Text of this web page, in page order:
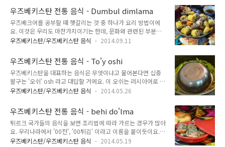
가 익으면 그 위에 양파를 넣고 계속 볶습니다. 4. 양파가 노랗
게..
하지만, 이 요리는 왠지 만만해보이기도 해요. 물론 어떤 음식이
든 간에 저처럼 요리를 거의 하지도 않고 요리하는 것도 썩 좋아
하지 않는다면 제대로 맛을 내기는 기적에 가까운 일이라는 것은
알지만요. 재료 피망 3개 감자 3개 당근 3개 가지 3개 토마토 3
개 고기 200g 양파 2개 쌀 150g 파 2개 취향에 따라서 소금, 향
우즈베크어에서는 '키마' qiyma 라고 불러요. 우리..
우즈베키스탄 전통 음식 - Dumbul dimlama
우즈베크어를 공부할 때 햇갈리는 것 중 하나가 요리 방법이에
요. 이것은 우리도 마찬가지이기는 한데, 문화와 관련된 부분이
라 처음 겪는 사람들은 일단 '요리하다' 하나만 일관되게 밀기 마
지, 밥을 요리하고 차를 요리했다고 하지는 않아요. 심지어는 볶
음밥은 만들었다고 해도 이상하게 들리지 않는데, 밥을 만들었다
고 하면 꽤 이상하게 들리지요. 개인적으로 어렸을 때 '삶다'와
'찌다'는 어려운 말이었어요. 삶는 것은 끓는 물에 풍덩 빠뜨리는
것이고, 찌는 것은 물에 빠뜨리지 않고 김을 쐬여서 익히는 것이
요. 우즈베크어에서 요리하다는 pishirmoq 이라는 동사에요.
그리고 '삶다'..
우즈베키스탄/우즈베키스탄 음식 2014.09.11
우즈베키스탄 전통 음식 - To'y oshi
우즈베키스탄을 대표하는 음식은 무엇이냐고 물어본다면 십중
팔구는 '오쉬' osh 라고 대답할 거에요. 이 오쉬는 러시아어로 플
로브, 그리고 예전 우리나라에는 '기름밥'으로 많이 알려진 음식
다란 솥에 대야를 엎어놓고 불을 피우는 것을 종종 볼 수 있는데,
바로 이 오쉬를 만드는 모습이랍니다. 그리고 시장에서는 채 썰
은 노란 당근을 파는데, 이 채 썰은 노란 당근이 바로 오쉬를 만
들 때 들어가는 재료이지요. 오쉬를 먹어보면 단 맛도 나는데, 이
단 맛은 원래 노란 당근으로 내는 맛이랍니다. 그리고 오쉬 자체
우즈베키스탄/우즈베키스탄 음식 2014.05.26
우즈베키스탄 전통 음식 - behi do'lma
튀르크 국가들의 음식을 보면 조리법에 따라 가르는 경우가 많아
요. 우리나라에서 '00전', '00튀김' 이라고 이름을 붙이듯이요.
하지만 이게 항상 꼭 맞아떨어지는 것은 아니랍니다. 그러다보니
우즈베키스탄/우즈베키스탄 음식 2014.05.19